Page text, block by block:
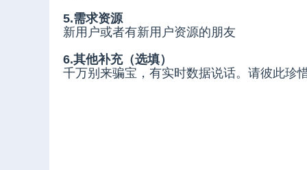
5.需求资源
新用户或者有新用户资源的朋友
6.其他补充（选填）
千万别来骗宝，有实时数据说话。请彼此珍